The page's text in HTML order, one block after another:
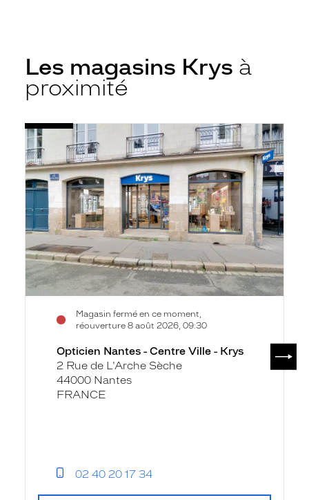
Les magasins Krys à
proximité
Opticien
Nantes
-
Centre
Ville
-
Krys
Magasin fermé en ce moment,
réouverture 8 août 2026, 09:30
Voir
la
fiche
Opticien Nantes - Centre Ville - Krys
2 Rue de L'Arche Sèche
44000 Nantes
FRANCE
02 40 20 17 34